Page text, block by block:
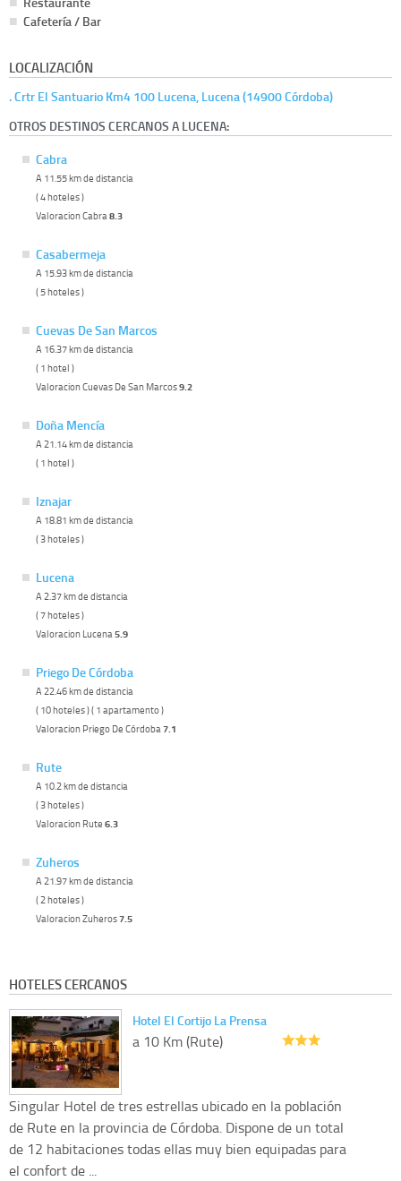
Cafetería / Bar
LOCALIZACIÓN
. Crtr El Santuario Km4 100 Lucena, Lucena (14900 Córdoba)
OTROS DESTINOS CERCANOS A LUCENA:
Cabra
A 11.55 km de distancia
( 4 hoteles )
Valoracion Cabra 8.3
Casabermeja
A 15.93 km de distancia
( 5 hoteles )
Cuevas De San Marcos
A 16.37 km de distancia
( 1 hotel )
Valoracion Cuevas De San Marcos9.2
Doña Mencía
A 21.14 km de distancia
( 1 hotel )
Iznajar
A 18.81 km de distancia
( 3 hoteles )
Lucena
A 2.37 km de distancia
( 7 hoteles )
Valoracion Lucena 5.9
Priego De Córdoba
A 22.46 km de distancia
( 10 hoteles ) ( 1 apartamento )
Valoracion Priego De Córdoba 7.1
Rute
A 10.2 km de distancia
( 3 hoteles )
Valoracion Rute 6.3
Zuheros
A 21.97 km de distancia
( 2 hoteles )
Valoracion Zuheros7.5
HOTELES CERCANOS
Hotel El Cortijo La Prensa
a 10 Km (Rute)
Singular Hotel de tres estrellas ubicado en la población
de Rute en la provincia de Córdoba. Dispone de un total
de 12 habitaciones todas ellas muy bien equipadas para
el confort de ...